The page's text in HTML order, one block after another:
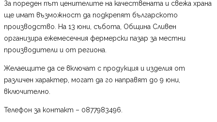
За пореден път ценителите на качествената и свежа храна
ще имат възможност да подкрепят българското
производство. На 13 юни, събота, Община Сливен
организира ежемесечния фермерски пазар за местни
производители и от региона.
Желаещите да се включат с продукция и изделия от
различен характер, могат да го направят до 9 юни,
включително.
Телефон за контакт – 0877983496.